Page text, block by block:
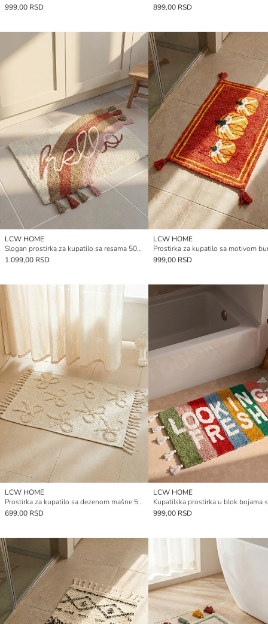
999,00 RSD
899,00 RSD
LCW HOME
Slogan prostirka za kupatilo sa resama 50x80 cm
1.099,00 RSD
LCW HOME
999,00 RSD
LCW HOME
Prostirka za kupatilo sa dezenom mašne 50x80 cm
699,00 RSD
LCW HOME
999,00 RSD